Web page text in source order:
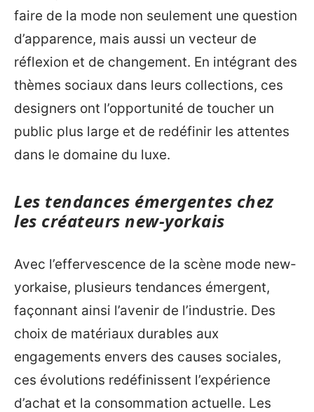
faire de la mode non seulement une question
d’apparence, mais aussi un vecteur de
réflexion et de changement. En intégrant des
thèmes sociaux dans leurs collections, ces
designers ont l’opportunité de toucher un
public plus large et de redéfinir les attentes
dans le domaine du luxe.
Les tendances émergentes chez
les créateurs new-yorkais
Avec l’effervescence de la scène mode new-
yorkaise, plusieurs tendances émergent,
façonnant ainsi l’avenir de l’industrie. Des
choix de matériaux durables aux
engagements envers des causes sociales,
ces évolutions redéfinissent l’expérience
d’achat et la consommation actuelle. Les